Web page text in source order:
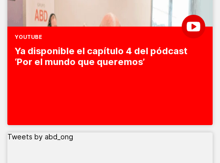
YOUTUBE
Ya disponible el capítulo 4 del pódcast
‘Por el mundo que queremos’
Tweets by abd_ong